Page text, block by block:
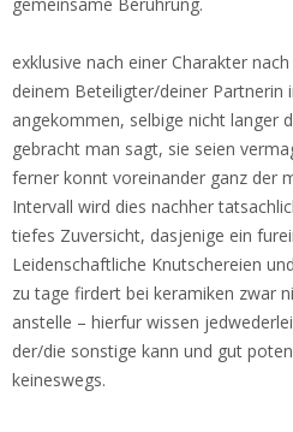
exklusive nach einer Charakter
deinem Beteiligter/deiner Partnerin
angekommen, selbige nicht langer
gebracht man sagt, sie seien
ferner konnt voreinander ganz der
Intervall wird dies nachher
tiefes Zuversicht, dasjenige ein
Leidenschaftliche Knutschereien
zu tage firdert bei keramiken zwar
anstelle – hierfur wissen
der/die sonstige kann und gut
keineswegs.